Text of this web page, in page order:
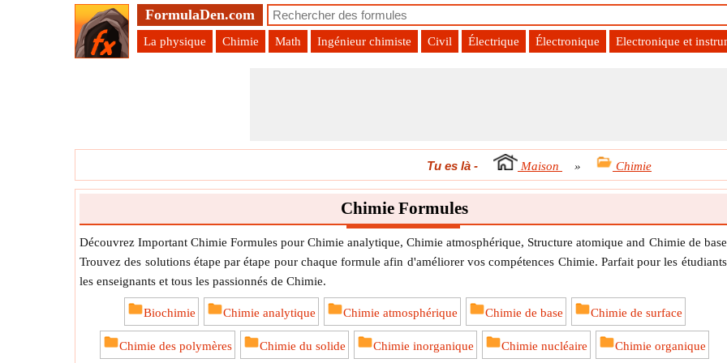
FormulaDen.com
La physique Chimie Math Ingénieur chimiste Civil Électrique Électronique Electronique et
Tu es là - Maison » Chimie
Chimie Formules
Découvrez Important Chimie Formules pour Chimie analytique, Chimie atmosphérique, Structure atomique and Chimie de
Trouvez des solutions étape par étape pour chaque formule afin d'améliorer vos compétences Chimie. Parfait pour les
les enseignants et tous les passionnés de Chimie.
Biochimie Chimie analytique Chimie atmosphérique Chimie de base Chimie de surface
Chimie des polymères Chimie du solide Chimie inorganique Chimie nucléaire Chimie organique